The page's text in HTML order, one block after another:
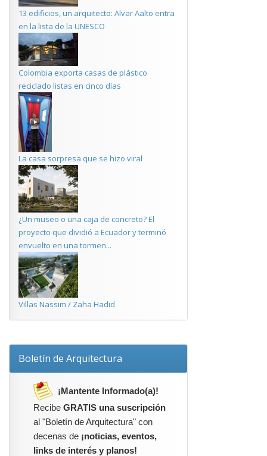
13 edificios, un arquitecto: Alvar Aalto entra
en la lista de la UNESCO
Colombia exporta casas de plástico
reciclado listas en cinco días
La casa sorpresa que se hizo viral
¿Un museo o una caja de concreto? El
proyecto que dividió a Ecuador y terminó
envuelto en una tormen...
Villas Nassim / Zaha Hadid
Boletín de Arquitectura
¡Mantente Informado(a)!
Recibe GRATIS una suscripción
al "Boletín de Arquitectura" con
decenas de ¡noticias, eventos,
links de interés y planos!